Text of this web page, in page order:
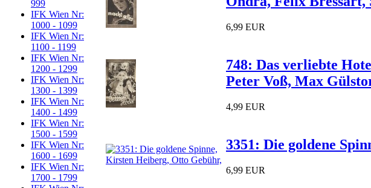
999
IFK Wien Nr:
1000 - 1099
IFK Wien Nr:
1100 - 1199
IFK Wien Nr:
1200 - 1299
IFK Wien Nr:
1300 - 1399
IFK Wien Nr:
1400 - 1499
IFK Wien Nr:
1500 - 1599
IFK Wien Nr:
1600 - 1699
IFK Wien Nr:
1700 - 1799
6,99 EUR
748: Das verliebte
Peter Voß, Max
4,99 EUR
3351: Die goldene
6,99 EUR